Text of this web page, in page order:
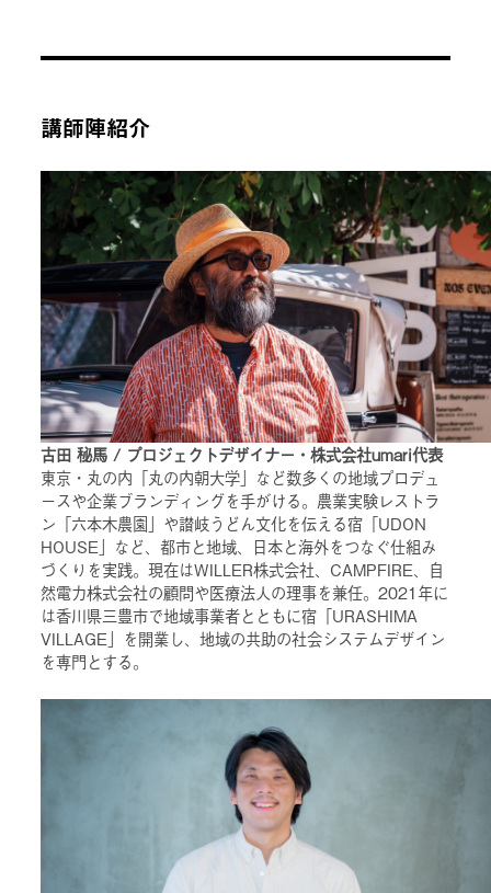
講師陣紹介
古田 秘馬 / プロジェクトデザイナー・株式会社umari代表
東京・丸の内「丸の内朝大学」など数多くの地域プロデュ
ースや企業ブランディングを手がける。農業実験レストラ
ン「六本木農園」や讃岐うどん文化を伝える宿「UDON
HOUSE」など、都市と地域、日本と海外をつなぐ仕組み
づくりを実践。現在はWILLER株式会社、CAMPFIRE、自
然電力株式会社の顧問や医療法人の理事を兼任。2021年に
は香川県三豊市で地域事業者とともに宿「URASHIMA
VILLAGE」を開業し、地域の共助の社会システムデザイン
を専門とする。